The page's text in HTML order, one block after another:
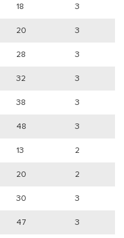
18 3
20 3
28 3
32 3
38 3
48 3
13 2
20 2
30 3
47 3